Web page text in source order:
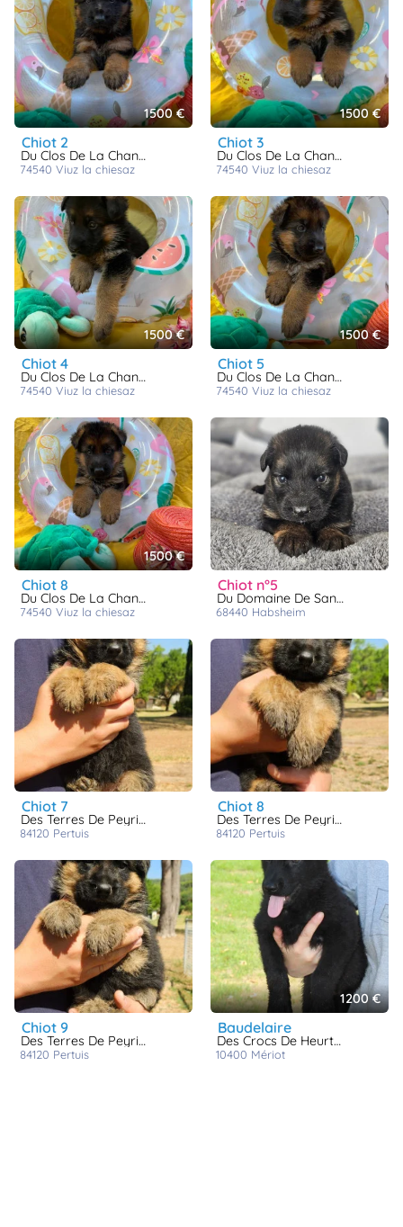
1500 €
chiot 2
Du Clos De La Chanson
74540 viuz la chiesaz
1500 €
chiot 3
Du Clos De La Chanson
74540 viuz la chiesaz
1500 €
chiot 4
Du Clos De La Chanson
74540 viuz la chiesaz
1500 €
chiot 5
Du Clos De La Chanson
74540 viuz la chiesaz
1500 €
chiot 8
Du Clos De La Chanson
74540 viuz la chiesaz
chiot n°5
Du Domaine De Sanctae Crucis
68440 habsheim
chiot 7
Des Terres De Peyrière
84120 pertuis
chiot 8
Des Terres De Peyrière
84120 pertuis
chiot 9
Des Terres De Peyrière
84120 pertuis
1200 €
baudelaire
Des Crocs De Heurtevent
10400 mériot